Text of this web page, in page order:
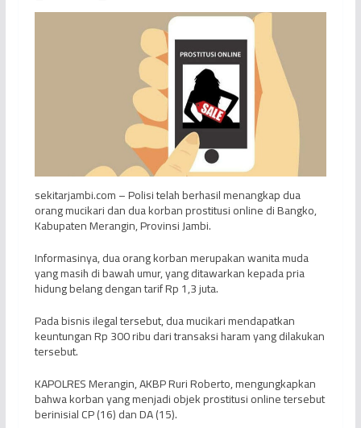
sekitarjambi.com – Polisi telah berhasil menangkap dua
orang mucikari dan dua korban prostitusi online di Bangko,
Kabupaten Merangin, Provinsi Jambi.
Informasinya, dua orang korban merupakan wanita muda
yang masih di bawah umur, yang ditawarkan kepada pria
hidung belang dengan tarif Rp 1,3 juta.
Pada bisnis ilegal tersebut, dua mucikari mendapatkan
keuntungan Rp 300 ribu dari transaksi haram yang dilakukan
tersebut.
KAPOLRES Merangin, AKBP Ruri Roberto, mengungkapkan
bahwa korban yang menjadi objek prostitusi online tersebut
berinisial CP (16) dan DA (15).